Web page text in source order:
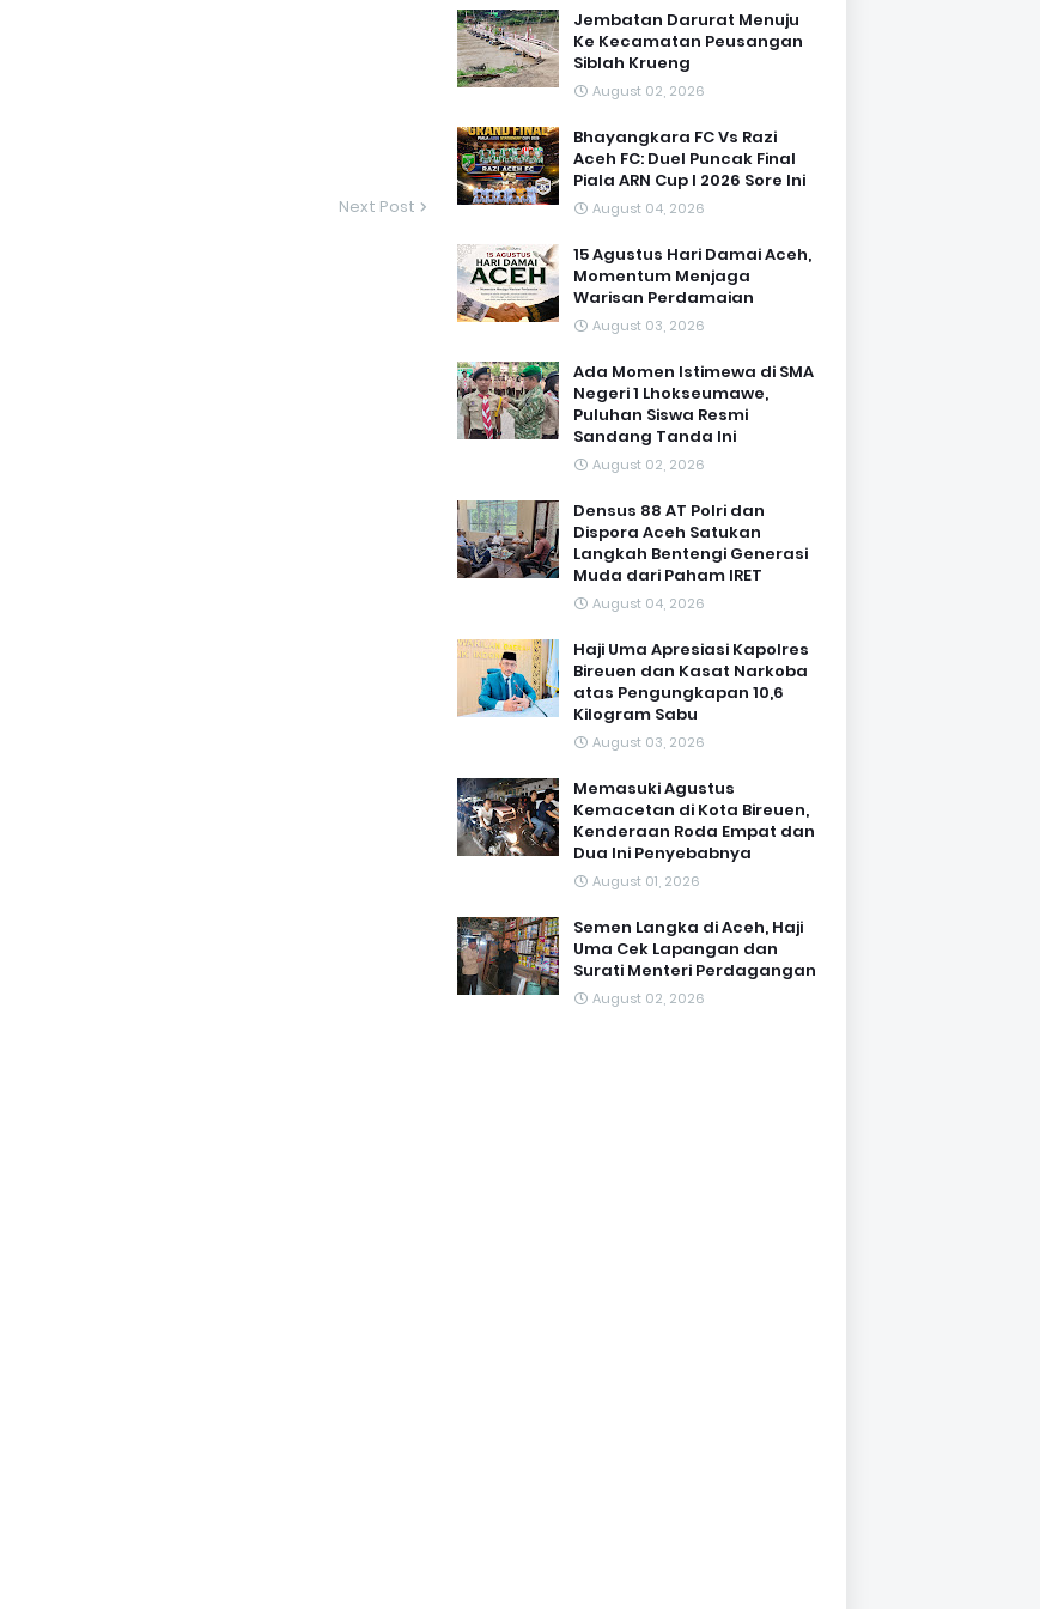
Next Post
Jembatan Darurat Menuju
Ke Kecamatan Peusangan
Siblah Krueng
August 02, 2026
Bhayangkara FC Vs Razi
Aceh FC: Duel Puncak Final
Piala ARN Cup I 2026 Sore Ini
August 04, 2026
15 Agustus Hari Damai Aceh,
Momentum Menjaga
Warisan Perdamaian
August 03, 2026
Ada Momen Istimewa di SMA
Negeri 1 Lhokseumawe,
Puluhan Siswa Resmi
Sandang Tanda Ini
August 02, 2026
Densus 88 AT Polri dan
Dispora Aceh Satukan
Langkah Bentengi Generasi
Muda dari Paham IRET
August 04, 2026
Haji Uma Apresiasi Kapolres
Bireuen dan Kasat Narkoba
atas Pengungkapan 10,6
Kilogram Sabu
August 03, 2026
Memasuki Agustus
Kemacetan di Kota Bireuen,
Kenderaan Roda Empat dan
Dua Ini Penyebabnya
August 01, 2026
Semen Langka di Aceh, Haji
Uma Cek Lapangan dan
Surati Menteri Perdagangan
August 02, 2026